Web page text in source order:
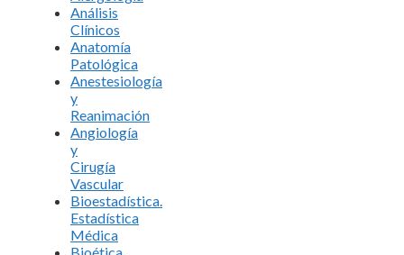
Análisis
Clínicos
Anatomía
Patológica
Anestesiología
y
Reanimación
Angiología
y
Cirugía
Vascular
Bioestadística.
Estadística
Médica
Bioética.